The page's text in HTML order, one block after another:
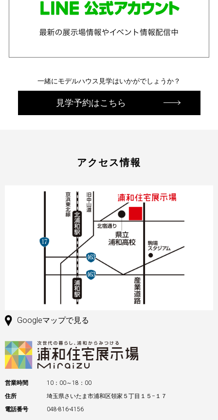
一緒にモデルハウス見学はいかがでしょうか？
見学予約はこちら
アクセス情報
Googleマップで見る
営業時間
10：00～18：00
住所
埼玉県さいたま市浦和区領家５丁目１５−１７
電話番号
048-816-4156